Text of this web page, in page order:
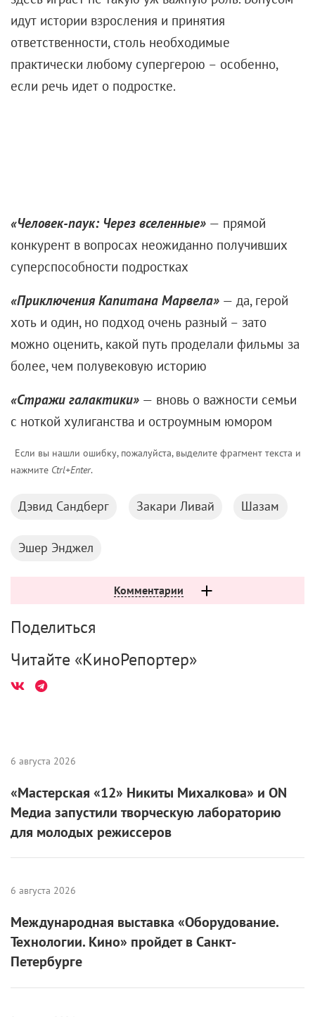
идут истории взросления и принятия
ответственности, столь необходимые
практически любому супергерою – особенно,
если речь идет о подростке.
«Человек-паук: Через вселенные» — прямой
конкурент в вопросах неожиданно получивших
суперспособности подростках
«Приключения Капитана Марвела» — да, герой
хоть и один, но подход очень разный – зато
можно оценить, какой путь проделали фильмы за
более, чем полувековую историю
«Стражи галактики» — вновь о важности семьи
с ноткой хулиганства и остроумным юмором
Если вы нашли ошибку, пожалуйста, выделите фрагмент текста и
нажмите Ctrl+Enter.
Дэвид Сандберг Закари Ливай Шазам
Эшер Энджел
Комментарии
Поделиться
Читайте «КиноРепортер»
6 августа 2026
«Мастерская «12» Никиты Михалкова» и ON
Медиа запустили творческую лабораторию
для молодых режиссеров
6 августа 2026
Международная выставка «Оборудование.
Технологии. Кино» пройдет в Санкт-
Петербурге